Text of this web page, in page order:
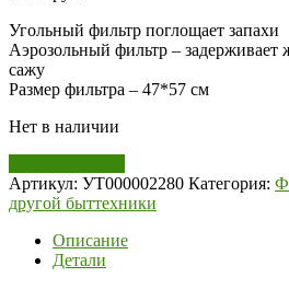
Угольный фильтр поглощает запахи
Аэрозольный фильтр – задерживает
сажу
Размер фильтра – 47*57 см
Нет в наличии
Артикул: УТ000002280 Категория:
другой быттехники
Описание
Детали